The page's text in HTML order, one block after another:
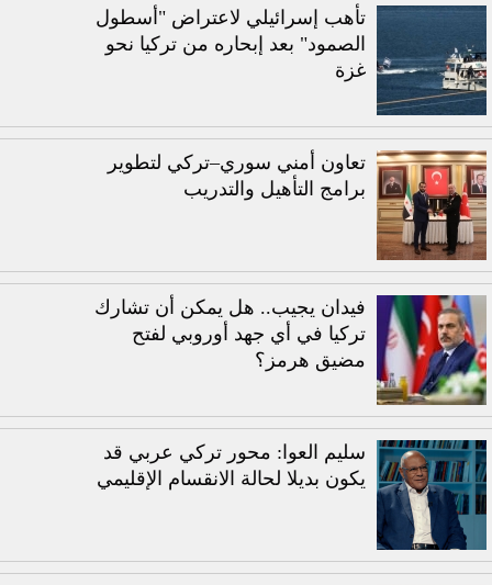
تأهب إسرائيلي لاعتراض "أسطول
الصمود" بعد إبحاره من تركيا نحو
غزة
تعاون أمني سوري–تركي لتطوير
برامج التأهيل والتدريب
فيدان يجيب.. هل يمكن أن تشارك
تركيا في أي جهد أوروبي لفتح
مضيق هرمز؟
سليم العوا: محور تركي عربي قد
يكون بديلا لحالة الانقسام الإقليمي